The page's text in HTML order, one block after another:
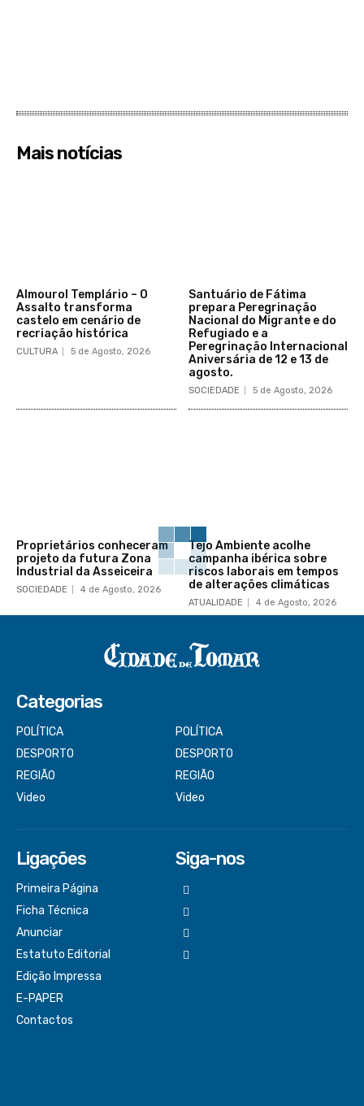
Mais notícias
Almourol Templário – O
Assalto transforma
castelo em cenário de
recriação histórica
CULTURA 5 de Agosto, 2026
Santuário de Fátima
prepara Peregrinação
Nacional do Migrante e do
Refugiado e a
Peregrinação Internacional
Aniversária de 12 e 13 de
agosto.
SOCIEDADE 5 de Agosto, 2026
Proprietários conheceram
projeto da futura Zona
Industrial da Asseiceira
SOCIEDADE 4 de Agosto, 2026
Tejo Ambiente acolhe
campanha ibérica sobre
riscos laborais em tempos
de alterações climáticas
ATUALIDADE 4 de Agosto, 2026
Categorias
POLÍTICA
DESPORTO
REGIÃO
Video
POLÍTICA
DESPORTO
REGIÃO
Video
Ligações
Primeira Página
Ficha Técnica
Anunciar
Estatuto Editorial
Edição Impressa
E-PAPER
Contactos
Siga-nos